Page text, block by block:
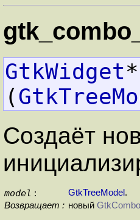
GtkWidget
(
Создаёт
model : GtkTreeModel .
Возвращает : новый